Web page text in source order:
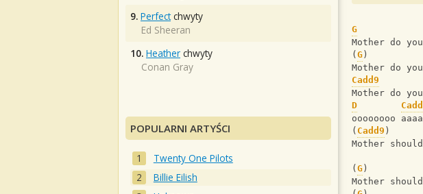
G
Mother do
( G
Mother do
Cadd9
Mother do
D
oooooooo
( Cadd9
Mother
( G
Mother
9. Perfectchwyty
Ed Sheeran
10. Heather chwyty
Conan Gray
POPULARNI ARTYŚCI
Twenty One Pilots
Billie Eilish